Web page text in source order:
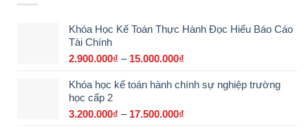
Khóa Học Kế Toán Thực Hành Đọc Hiểu Báo Cáo
Tài Chính
2.900.000₫ – 15.000.000₫
từ
Khóa học kế toán hành chính sự nghiệp trường
học cấp 2
3.200.000₫ – 17.500.000₫